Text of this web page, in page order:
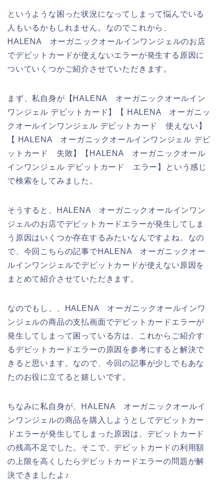
というような困った状況になってしまって悩んでいる
人もいるかもしれません。なのでこれから、
HALENA オーガニックオールインワンジェルのお店
でデビットカードが使えないエラーが発生する原因に
ついていくつかご紹介させていただきます。
まず、私自身が【HALENA オーガニックオールイン
ワンジェル デビットカード】【 HALENA オーガニッ
クオールインワンジェル デビットカード 使えない】
【 HALENA オーガニックオールインワンジェル デビ
ットカード 失敗】【HALENA オーガニックオール
インワンジェル デビットカード エラー】という感じ
で検索をしてみました。
そうすると、HALENA オーガニックオールインワン
ジェルのお店でデビットカードエラーが発生してしま
う原因はいくつか存在するみたいなんですよね。なの
で、今回こちらの記事でHALENA オーガニックオー
ルインワンジェルでデビットカードが使えない原因を
まとめて紹介させていただきます。
なのでもし、、HALENA オーガニックオールインワ
ンジェルの商品の支払画面でデビットカードエラーが
発生してしまって困っている方は、これからご紹介す
るデビットカードエラーの原因を参考にすると解決で
きると思います。なので、今回の記事が少しでもあな
たのお役に立てると嬉しいです。
ちなみに私自身が、HALENA オーガニックオールイ
ンワンジェルの商品を購入しようとしてデビットカー
ドエラーが発生してしまった原因は、デビットカード
の残高不足でした。そこで、デビットカードの利用額
の上限を高くしたらデビットカードエラーの問題が解
決できましたよ♪